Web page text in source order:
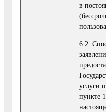
в
6.2.
услуги
пункте